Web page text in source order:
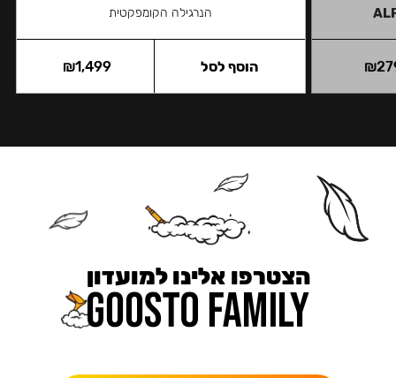
₪
הנרגילה הקומפקטית
₪1,499 הוסף לסל
הצטרפו אלינו למועדון